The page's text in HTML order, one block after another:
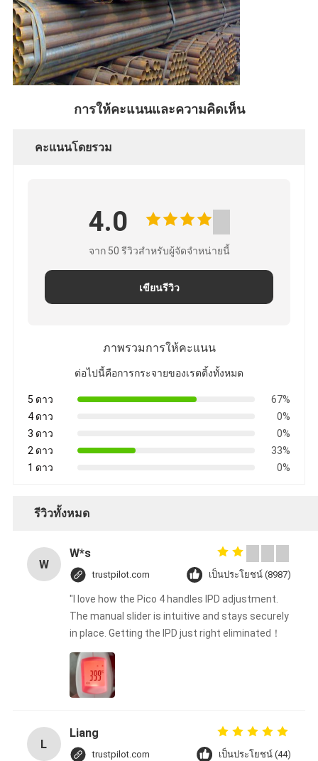
การให้คะแนนและความคิดเห็น
คะแนนโดยรวม
4.0
จาก 50 รีวิวสําหรับผู้จัดจําหน่ายนี้
เขียนรีวิว
ภาพรวมการให้คะแนน
ต่อไปนี้คือการกระจายของเรตติ้งทั้งหมด
5 ดาว
67%
4 ดาว
0%
3 ดาว
0%
2 ดาว
33%
1 ดาว
0%
รีวิวทั้งหมด
W
W*s
trustpilot.com เป็นประโยชน์ (8987)
"I love how the Pico 4 handles IPD adjustment.
The manual slider is intuitive and stays securely
in place. Getting the IPD just right eliminated！
L
Liang
trustpilot.com เป็นประโยชน์ (44)